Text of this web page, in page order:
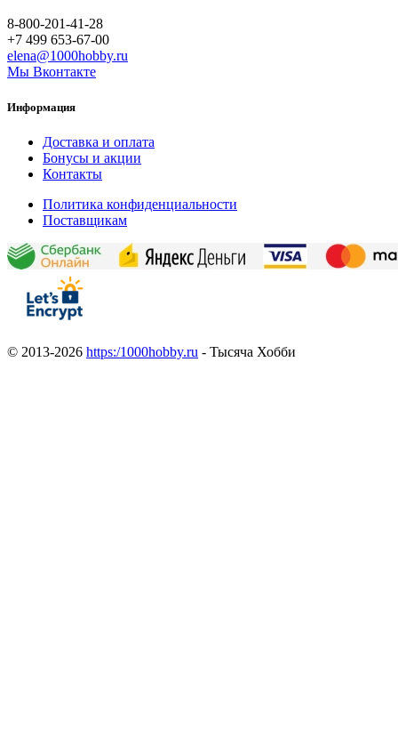
8-800-201-41-28
+7 499 653-67-00
elena@1000hobby.ru
Мы Вконтакте
Информация
Доставка и оплата
Бонусы и акции
Контакты
Политика конфиденциальности
Поставщикам
© 2013-2026 https:/1000hobby.ru - Тысяча Хобби